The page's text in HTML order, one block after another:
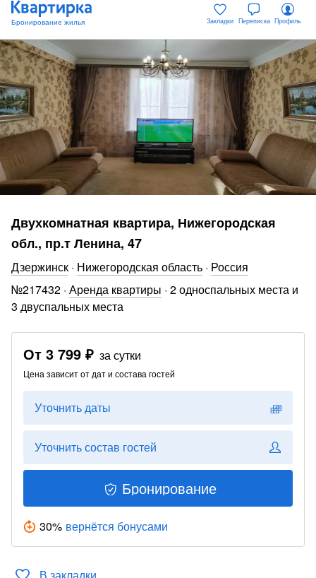
Закладки Переписка Профиль
Двухкомнатная квартира, Нижегородская
обл., пр.т Ленина, 47
Дзержинск · Нижегородская область · Россия
№217432 · Аренда квартиры · 2 односпальных места и
3 двуспальных места
От 3 799 ₽ за сутки
Цена зависит от дат и состава гостей
Уточнить даты
Уточнить состав гостей
Бронирование
30% вернётся бонусами